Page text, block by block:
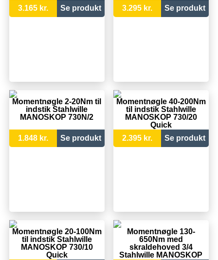
3.165 kr.
Se produkt
3.295 kr.
Se produkt
Momentnøgle 2-20Nm til
indstik Stahlwille
MANOSKOP 730N/2
1.848 kr. Se produkt
Momentnøgle 40-200Nm
til indstik Stahlwille
MANOSKOP 730/20
Quick
2.395 kr.
Se produkt
Momentnøgle 20-100Nm
til indstik Stahlwille
MANOSKOP 730/10
Quick
Momentnøgle 130-
650Nm med
skraldehoved 3/4
Stahlwille MANOSKOP